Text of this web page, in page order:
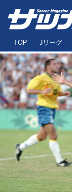
TOP Jリーグ